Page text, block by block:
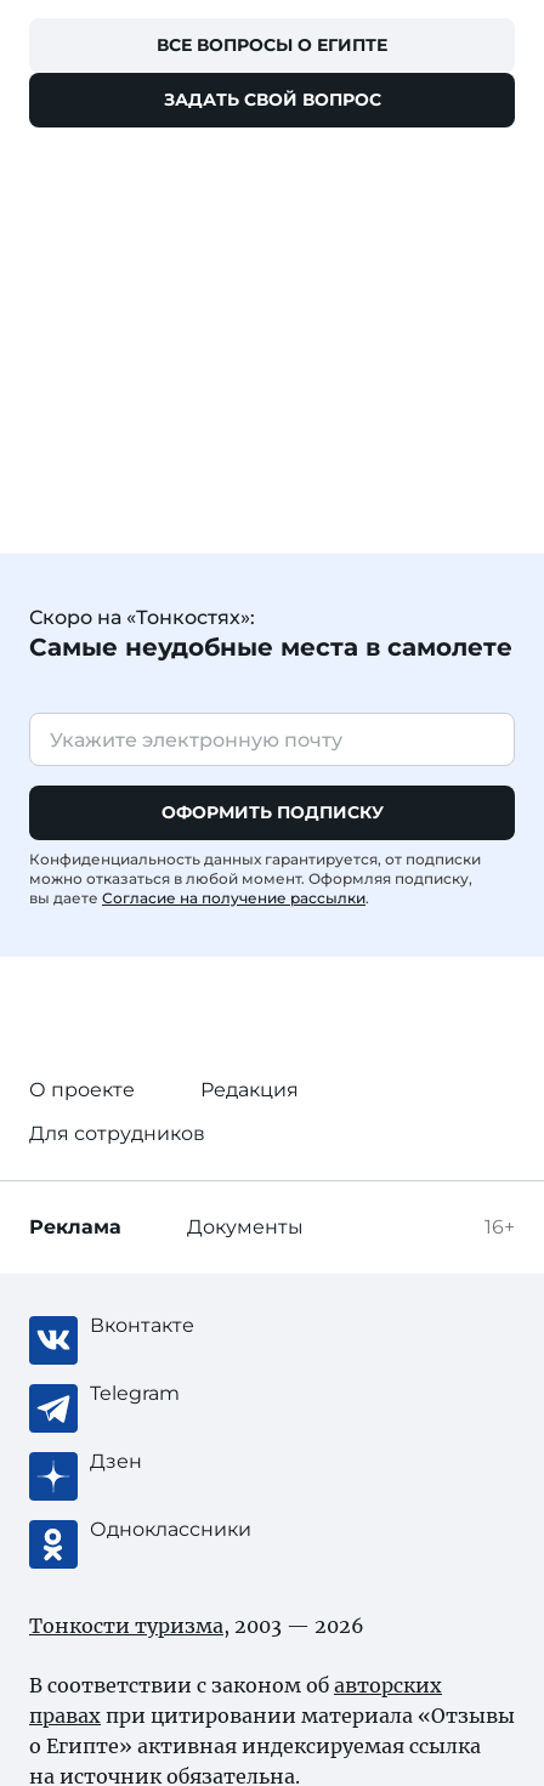
ВСЕ ВОПРОСЫ О ЕГИПТЕ
ЗАДАТЬ СВОЙ ВОПРОС
Скоро на «Тонкостях»:
Самые неудобные места в самолете
ОФОРМИТЬ ПОДПИСКУ
Конфиденциальность данных гарантируется, от подписки
можно отказаться в любой момент. Оформляя подписку,
вы даете Согласие на получение рассылки.
О проекте
Редакция
Для сотрудников
16+
Реклама Документы
Вконтакте
Telegram
Дзен
Одноклассники
Тонкости туризма, 2003 — 2026
В соответствии с законом об авторских
правах при цитировании материала «Отзывы
о Египте» активная индексируемая ссылка
на источник обязательна.